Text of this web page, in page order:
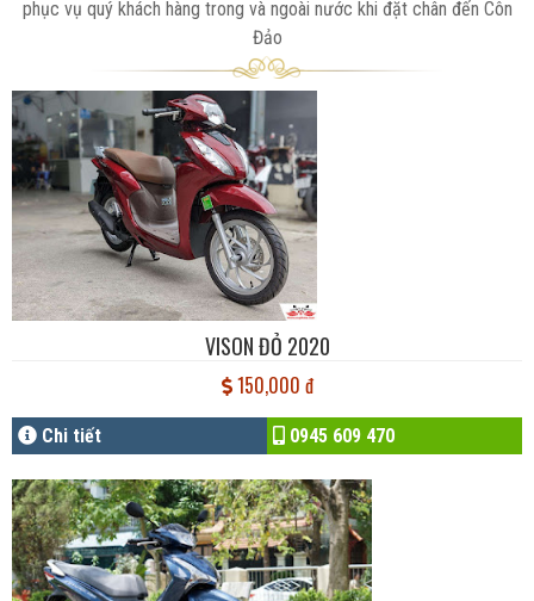
phục vụ quý khách hàng trong và ngoài nước khi đặt chân đến Côn
Đảo
VISON ĐỎ 2020
150,000 đ
Chi tiết 0945 609 470